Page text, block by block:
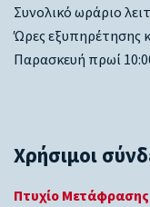
Συνολικό ωράριο
Ώρες εξυπηρέτησης
Παρασκευή πρωί
Χρήσιμοι
Πτυχίο Μετάφρασης